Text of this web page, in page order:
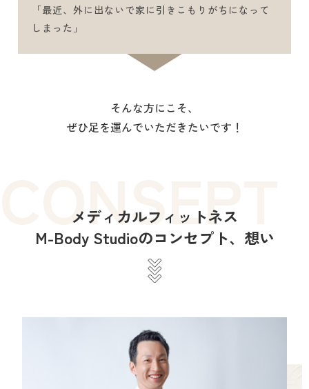
「最近、外に出ないで家に引きこもりがちになって
しまった」
そんな方にこそ、
ぜひ足を運んでいただきたいです！
メディカルフィットネス
M-Body Studioのコンセプト、想い
CONSEPT